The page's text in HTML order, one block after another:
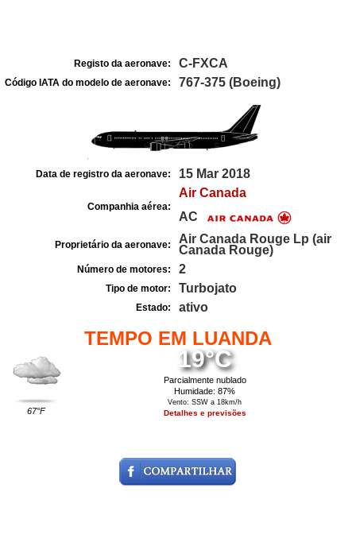
Registo da aeronave: C-FXCA
Código IATA do modelo de aeronave: 767-375 (Boeing)
Data de registro da aeronave: 15 Mar 2018
Companhia aérea:
Air Canada
AC
Proprietário da aeronave:
Air Canada Rouge Lp (air
Canada Rouge)
Número de motores: 2
Tipo de motor: Turbojato
Estado: ativo
TEMPO EM LUANDA
67°F
19°C
Parcialmente nublado
Humidade: 87%
Vento: SSW a 18km/h
Detalhes e previsões